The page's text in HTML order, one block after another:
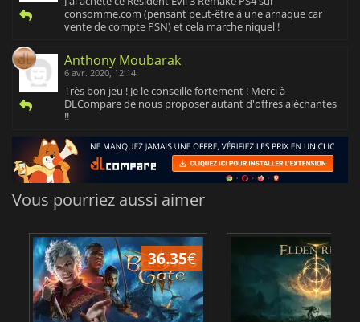
consomme.com (pensant peut-être à une arnaque car
vente de compte PSN) et cela marche niquel !
Anthony Moubarak
6 avr. 2020, 12:14
Très bon jeu ! Je le conseille fortement ! Merci à
DLCompare de nous proposer autant d'offres aléchantes
!!
Vous pourriez aussi aimer
36.35€